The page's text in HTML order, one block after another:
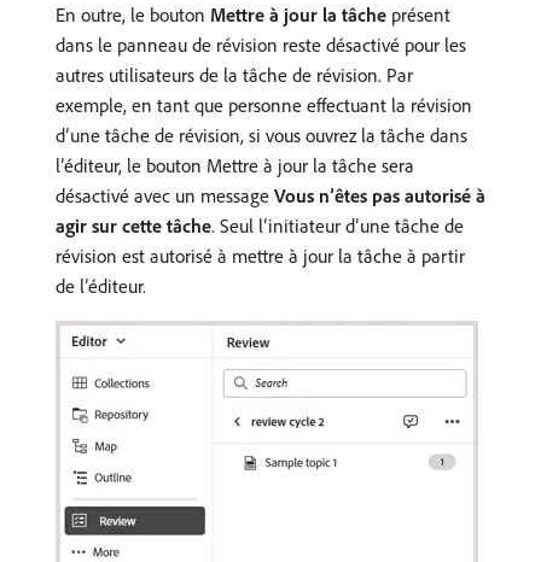
En outre, le bouton Mettre à jour la tâche présent
dans le panneau de révision reste désactivé pour les
autres utilisateurs de la tâche de révision. Par
exemple, en tant que personne effectuant la révision
d’une tâche de révision, si vous ouvrez la tâche dans
l’éditeur, le bouton Mettre à jour la tâche sera
désactivé avec un message Vous n’êtes pas autorisé à
agir sur cette tâche. Seul l’initiateur d’une tâche de
révision est autorisé à mettre à jour la tâche à partir
de l’éditeur.